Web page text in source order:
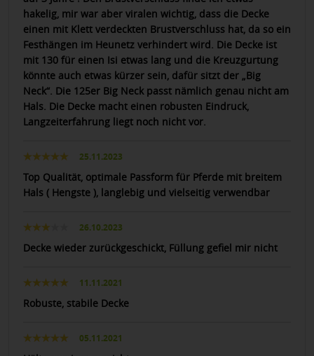
hakelig, mir war aber viralen wichtig, dass die Decke
einen mit Klett verdeckten Brustverschluss hat, da so ein
Festhängen im Heunetz verhindert wird. Die Decke ist
mit 130 für einen Isi etwas lang und die Kreuzgurtung
könnte auch etwas kürzer sein, dafür sitzt der „Big
Neck“. Die 125er Big Neck passt nämlich genau nicht am
Hals. Die Decke macht einen robusten Eindruck,
Langzeiterfahrung liegt noch nicht vor.
25.11.2023
Top Qualität, optimale Passform für Pferde mit breitem
Hals ( Hengste ), langlebig und vielseitig verwendbar
26.10.2023
Decke wieder zurückgeschickt, Füllung gefiel mir nicht
11.11.2021
Robuste, stabile Decke
05.11.2021